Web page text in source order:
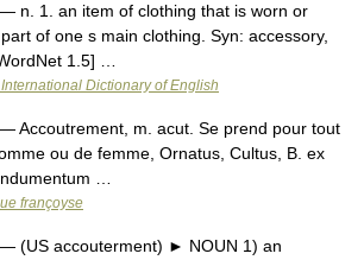
— n. 1. an item of clothing that is worn or
of one s main clothing. Syn: accessory,
1.5] …
Dictionary of English
— Accoutrement, m. acut. Se prend pour tout
ou de femme, Ornatus, Cultus, B. ex
…
françoyse
— (US accouterment) ► NOUN 1) an